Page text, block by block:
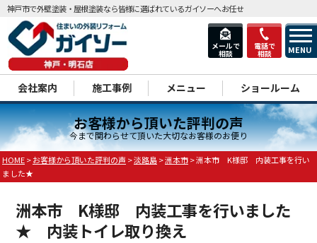
メールで
相談
電話で
相談 MENU
神戸市で外壁塗装・屋根塗装なら皆様に選ばれているガイソーへお任せ
会社案内 施工事例 メニュー ショールーム
お客様から頂いた評判の声
今まで関わらせて頂いた大切なお客様のお便り
HOME>お客様から頂いた評判の声 >淡路島>洲本市>洲本市 K様邸 内装工事を行い
ました★
洲本市 K様邸 内装工事を行いました
★ 内装トイレ取り換え